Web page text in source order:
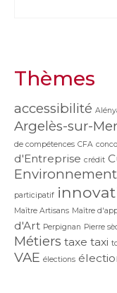
Thèmes
accessibilité
Argelès-sur-Mer
de compétences CFA
d'Entreprise crédit
Environnement
participatif
Maître Artisans Maître
d'Art Perpignan Pierre
Métiers taxe taxi
VAE élections